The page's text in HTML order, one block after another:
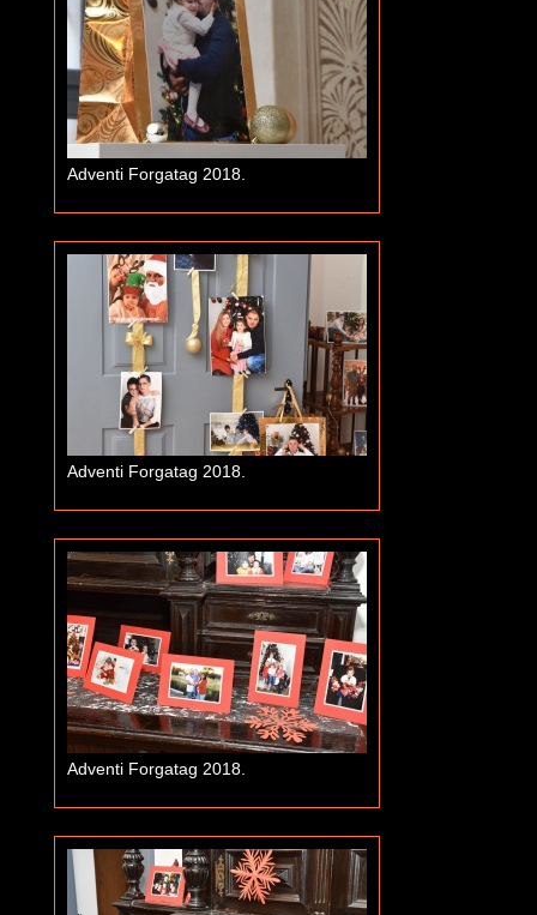
Adventi Forgatag 2018.
Adventi Forgatag 2018.
Adventi Forgatag 2018.